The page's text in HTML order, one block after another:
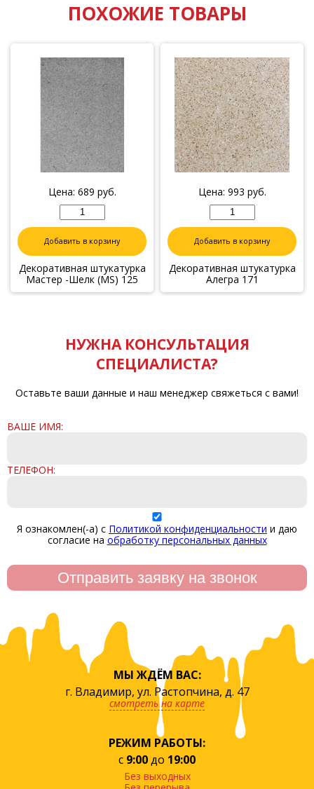
ПОХОЖИЕ ТОВАРЫ
Цена: 689 руб.
Добавить в корзину
Декоративная штукатурка
Мастер -Шелк (MS) 125
Цена: 993 руб.
Добавить в корзину
Декоративная штукатурка
Алегра 171
НУЖНА КОНСУЛЬТАЦИЯ
СПЕЦИАЛИСТА?
Оставьте ваши данные и наш менеджер свяжеться с вами!
ВАШЕ ИМЯ:
ТЕЛЕФОН:
Я ознакомлен(-а) с Политикой конфиденциальности и даю
согласие на обработку персональных данных
МЫ ЖДЁМ ВАС:
г. Владимир, ул. Растопчина, д. 47
смотреть на карте
РЕЖИМ РАБОТЫ:
с 9:00до 19:00
Без выходных